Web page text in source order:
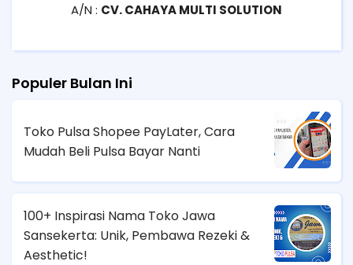
A/N : CV. CAHAYA MULTI SOLUTION
Populer Bulan Ini
Toko Pulsa Shopee PayLater, Cara
Mudah Beli Pulsa Bayar Nanti
100+ Inspirasi Nama Toko Jawa
Sansekerta: Unik, Pembawa Rezeki &
Aesthetic!